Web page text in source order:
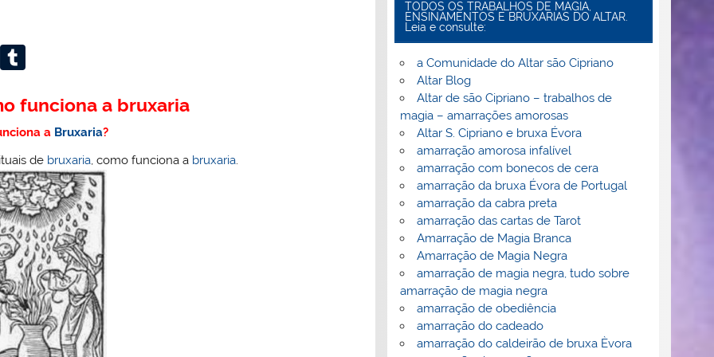
Li
m
bl
r
funciona a bruxaria
a Bruxaria?
de bruxaria, como funciona a bruxaria.
TODOS OS TRABALHOS DE MAGIA,
ENSINAMENTOS E BRUXARIAS DO ALTAR.
Leia e consulte:
a Comunidade do Altar são Cipriano
Altar Blog
Altar de são Cipriano – trabalhos de
magia – amarrações amorosas
Altar S. Cipriano e bruxa Évora
amarração amorosa infalível
amarração com bonecos de cera
amarração da bruxa Évora de Portugal
amarração da cabra preta
amarração das cartas de Tarot
Amarração de Magia Branca
Amarração de Magia Negra
amarração de magia negra, tudo sobre
amarração de magia negra
amarração de obediência
amarração do cadeado
amarração do caldeirão de bruxa Èvora